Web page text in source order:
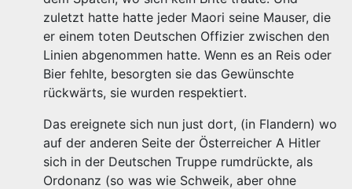
zuletzt hatte hatte jeder Maori seine Mauser, die
er einem toten Deutschen Offizier zwischen den
Linien abgenommen hatte. Wenn es an Reis oder
Bier fehlte, besorgten sie das Gewünschte
rückwärts, sie wurden respektiert.
Das ereignete sich nun just dort, (in Flandern) wo
auf der anderen Seite der Österreicher A Hitler
sich in der Deutschen Truppe rumdrückte, als
Ordonanz (so was wie Schweik, aber ohne